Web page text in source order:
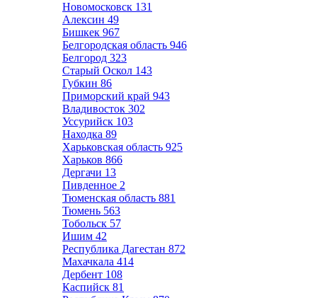
Новомосковск 131
Алексин 49
Бишкек 967
Белгородская область 946
Белгород 323
Старый Оскол 143
Губкин 86
Приморский край 943
Владивосток 302
Уссурийск 103
Находка 89
Харьковская область 925
Харьков 866
Дергачи 13
Пивденное 2
Тюменская область 881
Тюмень 563
Тобольск 57
Ишим 42
Республика Дагестан 872
Махачкала 414
Дербент 108
Каспийск 81